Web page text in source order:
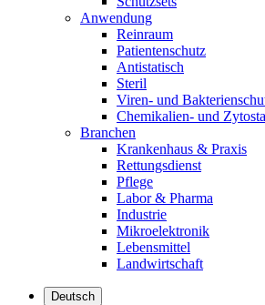
Anwendung
Reinraum
Patientenschutz
Antistatisch
Steril
Viren- und
Chemikalien- und
Branchen
Krankenhaus & Praxis
Rettungsdienst
Pflege
Labor & Pharma
Industrie
Mikroelektronik
Lebensmittel
Landwirtschaft
Deutsch